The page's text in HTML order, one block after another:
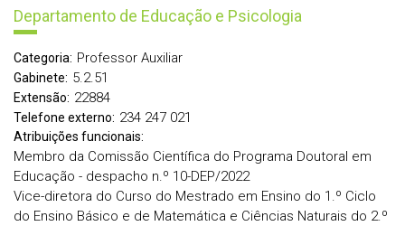
Departamento de Educação e Psicologia
Categoria: Professor Auxiliar
Gabinete: 5.2.51
Extensão: 22884
Telefone externo: 234 247 021
Atribuições funcionais:
Membro da Comissão Científica do Programa Doutoral em
Educação - despacho n.º 10-DEP/2022
Vice-diretora do Curso do Mestrado em Ensino do 1.º Ciclo
do Ensino Básico e de Matemática e Ciências Naturais do 2.º